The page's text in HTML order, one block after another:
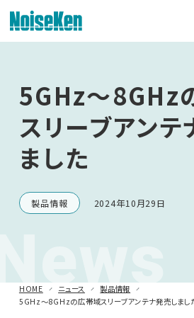
5GHz～8GHz
スリーブアン
ました
製品情報 2024年10月29日
HOME ニュース
製品情報
5GHz～8GHzの広帯域スリーブアンテナ発売しまし
静電気試験器
方形波インパルスノイズ試験器
ファスト・トランジェント/バースト試
減衰振動波試験器